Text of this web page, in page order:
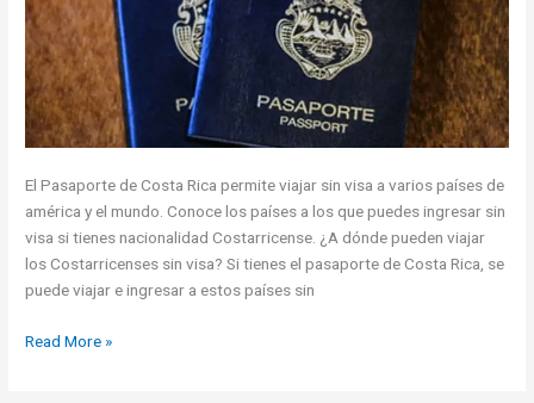
El Pasaporte de Costa Rica permite viajar sin visa a varios países de
américa y el mundo. Conoce los países a los que puedes ingresar sin
visa si tienes nacionalidad Costarricense. ¿A dónde pueden viajar
los Costarricenses sin visa? Si tienes el pasaporte de Costa Rica, se
puede viajar e ingresar a estos países sin
¿A
Read More »